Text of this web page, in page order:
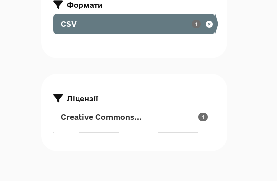
Формати
CSV 1
Ліцензії
Creative Commons... 1